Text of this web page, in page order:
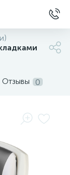
Отзывы 0